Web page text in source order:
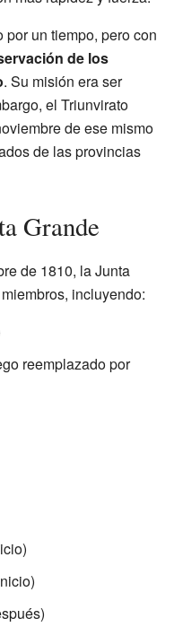
un tiempo, pero con
de los
. Su misión era ser
el Triunvirato
de ese mismo
de las provincias
Grande
de 1810, la Junta
incluyendo:
reemplazado por